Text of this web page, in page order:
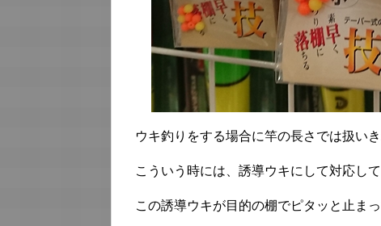
ウキ釣りをする場合に竿の長さでは扱い
こういう時には、誘導ウキにして対応して
この誘導ウキが目的の棚でピタッと止ま